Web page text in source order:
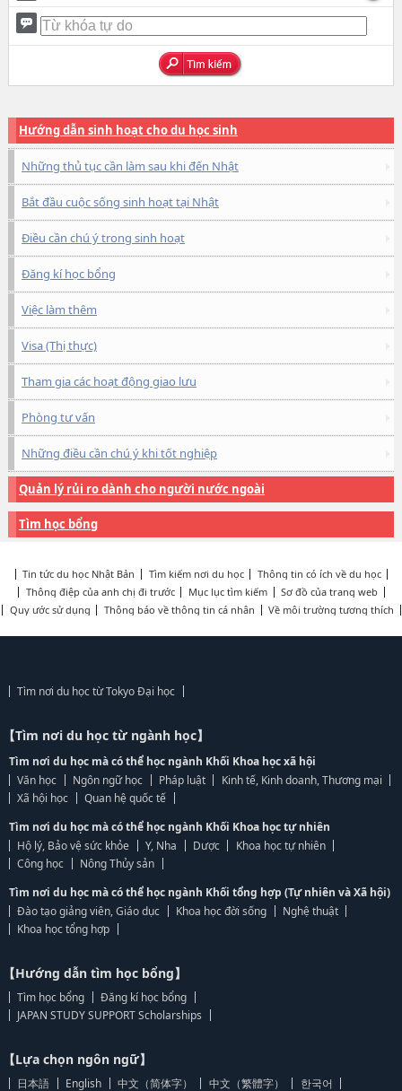
Hướng dẫn sinh hoạt cho du học sinh
Những thủ tục cần làm sau khi đến Nhật
Bắt đầu cuộc sống sinh hoạt tại Nhật
Điều cần chú ý trong sinh hoạt
Đăng kí học bổng
Việc làm thêm
Visa (Thị thực)
Tham gia các hoạt động giao lưu
Phòng tư vấn
Những điều cần chú ý khi tốt nghiệp
Quản lý rủi ro dành cho người nước ngoài
Tìm học bổng
Tin tức du học Nhật Bản Tìm kiếm nơi du học
Thông tin có ích về du học
Thông điệp của anh chị đi trước
Mục lục tìm kiếm
Sơ đồ của trang web
Quy ước sử dụng
Thông báo về thông tin cá nhân Về môi trường tương thích
Tìm nơi du học từ Tokyo Đại học
【Tìm nơi du học từ ngành học】
Tìm nơi du học mà có thể học ngành Khối Khoa học xã hội
Văn học
Ngôn ngữ học Pháp luật
Kinh tế, Kinh doanh, Thương mại
Xã hội học
Quan hệ quốc tế
Tìm nơi du học mà có thể học ngành Khối Khoa học tự nhiên
Hộ lý, Bảo vệ sức khỏe
Y, Nha Dược
Khoa học tự nhiên
Công học
Nông Thủy sản
Tìm nơi du học mà có thể học ngành Khối tổng hợp (Tự nhiên và Xã hội)
Đào tạo giảng viên, Giáo dục
Khoa học đời sống
Nghệ thuật
Khoa học tổng hợp
【Hướng dẫn tìm học bổng】
Tìm học bổng
Đăng kí học bổng
JAPAN STUDY SUPPORT Scholarships
【Lựa chọn ngôn ngữ】
日本語 English 中文（简体字） 中文（繁體字） 한국어